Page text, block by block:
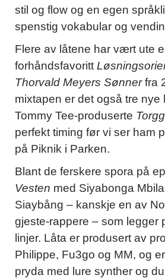
stil og flow og en egen
spenstig vokabular og
Flere av låtene har vært ute
forhåndsfavoritt
Thorvald Meyers Sønnerfra
mixtapen er det også tre nye
Tommy Tee-produserte
perfekt timing før vi ser ham
på Piknik i Parken.
Blant de ferskere spora på
Vesten med Siyabonga
Siaybång – kanskje en av
gjeste-rappere – som legger
linjer. Låta er produsert av
Philippe, Fu3go og MM, og
pryda med lure synther og